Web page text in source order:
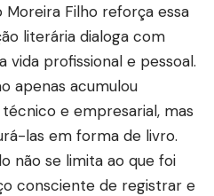
Filho reforça essa
literária dialoga com
vida profissional e pessoal.
apenas acumulou
e empresarial, mas
las em forma de livro.
não se limita ao que foi
consciente de registrar e